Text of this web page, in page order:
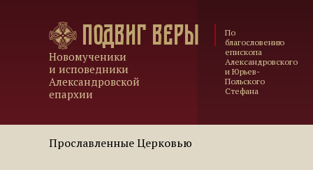
Подвиг веры
Новомученики
и исповедники
Александровской
епархии
По
благословению
епископа
Александровского
и Юрьев-
Польского
Стефана
Прославленные Церковью